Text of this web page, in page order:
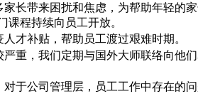
长带来困扰和焦虑，为帮助年轻的
程持续向员工开放。
才补贴，帮助员工渡过艰难时期。
重，我们定期与国外大师联络向他
于公司管理层，员工工作中存在的